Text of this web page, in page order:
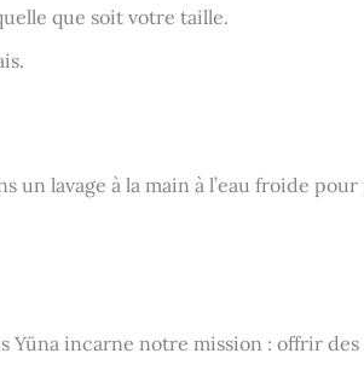
que soit votre taille.
lavage à la main à l’eau froide
Yüna incarne notre mission : offrir